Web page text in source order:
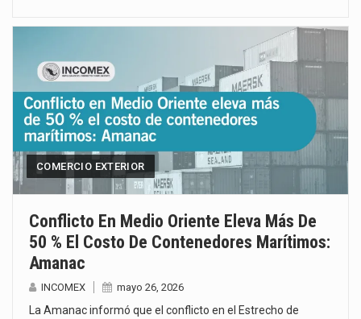
COMERCIO EXTERIOR
Conflicto En Medio Oriente Eleva Más De
50 % El Costo De Contenedores Marítimos:
Amanac
INCOMEX mayo 26, 2026
La Amanac informó que el conflicto en el Estrecho de